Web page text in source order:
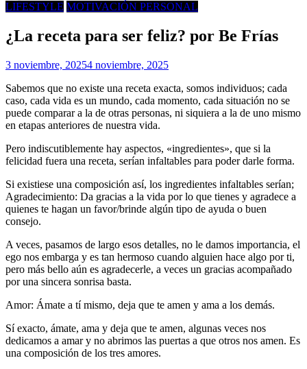
LIFESTYLE MOTIVACIÓN PERSONAL
¿La receta para ser feliz? por Be Frías
3 noviembre, 20254 noviembre, 2025
Sabemos que no existe una receta exacta, somos individuos; cada
caso, cada vida es un mundo, cada momento, cada situación no se
puede comparar a la de otras personas, ni siquiera a la de uno mismo
en etapas anteriores de nuestra vida.
Pero indiscutiblemente hay aspectos, «ingredientes», que si la
felicidad fuera una receta, serían infaltables para poder darle forma.
Si existiese una composición así, los ingredientes infaltables serían;
Agradecimiento: Da gracias a la vida por lo que tienes y agradece a
quienes te hagan un favor/brinde algún tipo de ayuda o buen
consejo.
A veces, pasamos de largo esos detalles, no le damos importancia, el
ego nos embarga y es tan hermoso cuando alguien hace algo por ti,
pero más bello aún es agradecerle, a veces un gracias acompañado
por una sincera sonrisa basta.
Amor: Ámate a tí mismo, deja que te amen y ama a los demás.
Sí exacto, ámate, ama y deja que te amen, algunas veces nos
dedicamos a amar y no abrimos las puertas a que otros nos amen. Es
una composición de los tres amores.